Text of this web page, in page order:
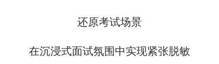
还原考试场景
在沉浸式面试氛围中实现紧张脱敏